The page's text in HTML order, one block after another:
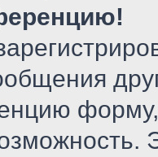
форму,